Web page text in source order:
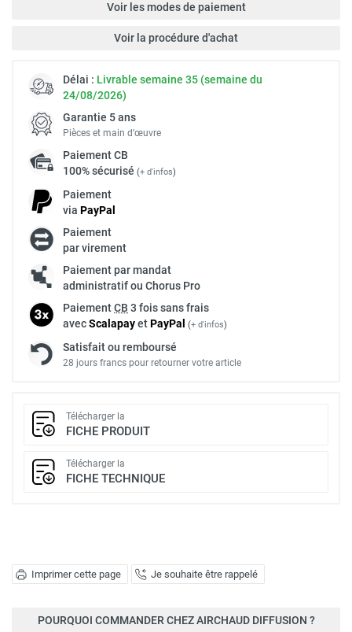
Imprimer cette page Je souhaite être rappelé
Voir les modes de paiement
Voir la procédure d'achat
Délai : Livrable semaine 35 (semaine du
24/08/2026)
Garantie 5 ans
Pièces et main d’œuvre
PaiementCB
100% sécurisé (+ d'infos)
Paiement
via PayPal
Paiement
par virement
Paiement par mandat
administratif ou Chorus Pro
PaiementCB 3 fois sans frais
avecScalapayetPayPal (+ d'infos)
Satisfait ou remboursé
28 jours francs pour retourner votre article
Télécharger la
FICHE PRODUIT
Télécharger la
FICHE TECHNIQUE
POURQUOI COMMANDER CHEZ AIRCHAUD DIFFUSION ?